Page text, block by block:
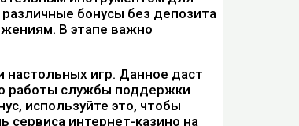
бонусы без депозита
В этапе важно
игр. Данное даст
работы службы поддержки
используйте это, чтобы
интернет-казино на